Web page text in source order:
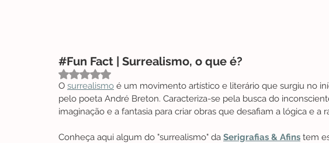
#Fun Fact | Surrealismo, o que é?
Avaliado com NaN de 5 estrelas.
O surrealismo é um movimento artístico e literário que surgiu no
pelo poeta André Breton. Caracteriza-se pela busca do
imaginação e a fantasia para criar obras que desafiam a lógica e a
Conheça aqui algum do "surrealismo" da Serigrafias & Afins tem